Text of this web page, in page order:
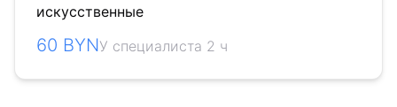
искусственные
60 BYNУ специалиста 2 ч